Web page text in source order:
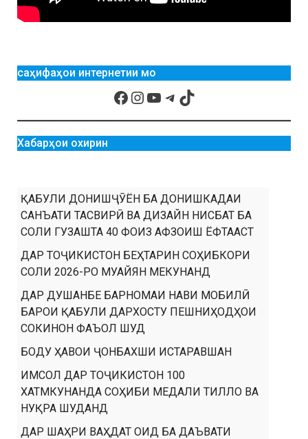
саҳифаҳои интернетии мо
Хабарҳои охирин
ҚАБУЛИ ДОНИШҶӮЁН БА ДОНИШКАДАИ
САНЪАТИ ТАСВИРӢ ВА ДИЗАЙН НИСБАТ БА
СОЛИ ГУЗАШТА 40 ФОИЗ АФЗОИШ ЁФТААСТ
ДАР ТОҶИКИСТОН БЕҲТАРИН СОҲИБКОРИ
СОЛИ 2026-РО МУАЙЯН МЕКУНАНД
ДАР ДУШАНБЕ БАРНОМАИ НАВИ МОБИЛӢ
БАРОИ ҚАБУЛИ ДАРХОСТУ ПЕШНИҲОДҲОИ
СОКИНОН ФАЪОЛ ШУД
БОДУ ҲАВОИ ҶОНБАХШИ ИСТАРАВШАН
ИМСОЛ ДАР ТОҶИКИСТОН 100
ХАТМКУНАНДА СОҲИБИ МЕДАЛИ ТИЛЛО ВА
НУҚРА ШУДАНД
ДАР ШАҲРИ ВАҲДАТ ОИД БА ДАЪВАТИ